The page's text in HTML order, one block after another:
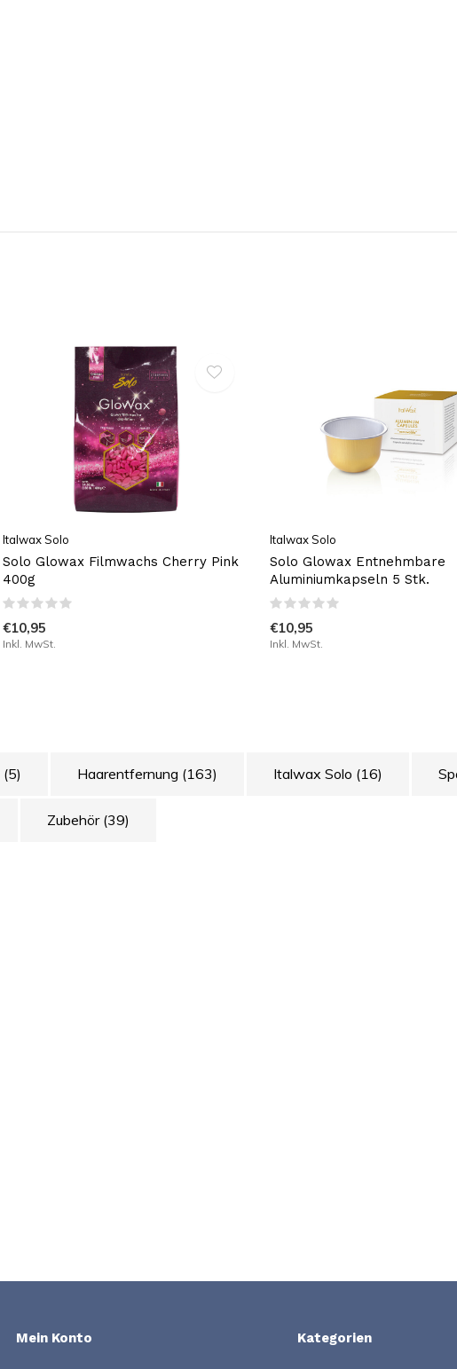
Italwax Solo
Solo Glowax Filmwachs Cherry Pink
400g
€10,95
Inkl. MwSt.
Italwax Solo
Solo Glowax Entnehmbare
Aluminiumkapseln 5 Stk.
€10,95
Inkl. MwSt.
(5) Haarentfernung (163) Italwax Solo (16)
Zubehör (39)
Mein Konto Kategorien